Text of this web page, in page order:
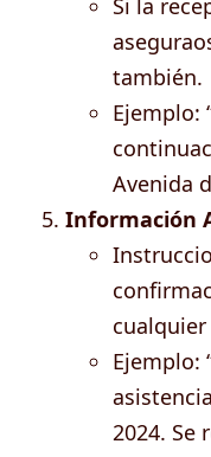
también.
Ejemplo:
Avenida
Información
Ejemplo:
2024. Se